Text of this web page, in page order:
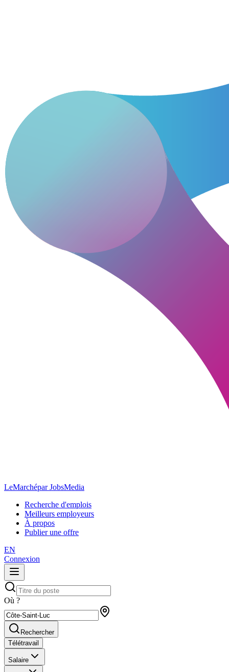
LeMarchépar JobsMedia
Recherche d'emplois
Meilleurs employeurs
À propos
Publier une offre
EN
Connexion
Où ?
Rechercher
Télétravail
Salaire